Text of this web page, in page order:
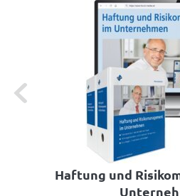
Previous
Haftung und